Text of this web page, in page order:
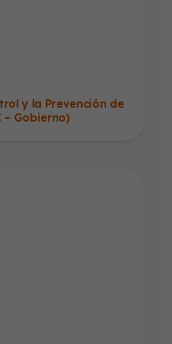
y la Prevención de
– Gobierno)